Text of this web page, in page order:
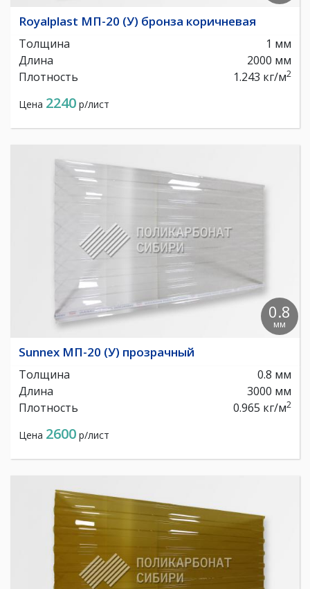
Royalplast МП-20 (У) бронза коричневая
Толщина
1 мм
Длина
2000 мм
Плотность
1.243 кг/м2
Цена 2240 р/лист
0.8
мм
Sunnex МП-20 (У) прозрачный
Толщина
0.8 мм
Длина
3000 мм
Плотность
0.965 кг/м2
Цена 2600 р/лист